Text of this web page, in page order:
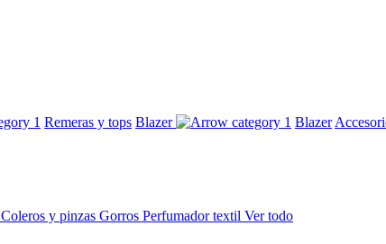
Remeras y tops Blazer Blazer
Coleros y pinzas Gorros Perfumador textil Ver todo